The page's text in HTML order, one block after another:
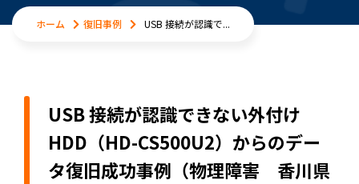
ホーム 復旧事例 USB 接続が認識で...
USB 接続が認識できない外付け
HDD（HD-CS500U2）からのデー
タ復旧成功事例（物理障害 香川県